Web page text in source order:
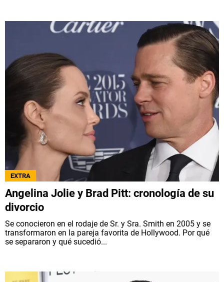
EXTRA
Angelina Jolie y Brad Pitt: cronología de su
divorcio
Se conocieron en el rodaje de Sr. y Sra. Smith en 2005 y se
transformaron en la pareja favorita de Hollywood. Por qué
se separaron y qué sucedió...